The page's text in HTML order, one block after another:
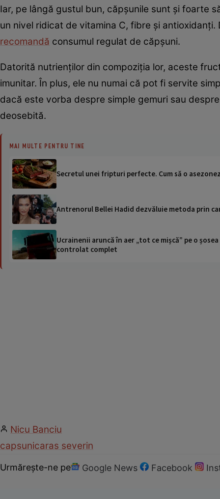
Iar, pe lângă gustul bun, căpșunile sunt și foarte
un nivel ridicat de vitamina C, fibre și
recomandă consumul regulat de căpșuni.
Datorită nutrienților din compoziția lor, aceste
imunitar. În plus, ele nu numai că pot fi servite
dacă este vorba despre simple gemuri sau
deosebită.
MAI MULTE PENTRU TINE
Secretul unei fripturi perfecte. Cum să o
Antrenorul Bellei Hadid dezvăluie metoda prin
Ucrainenii aruncă în aer „tot ce mișcă” pe o
controlat complet
Nicu Banciu
capsunicaras severin
Urmărește-ne pe Google News Facebook